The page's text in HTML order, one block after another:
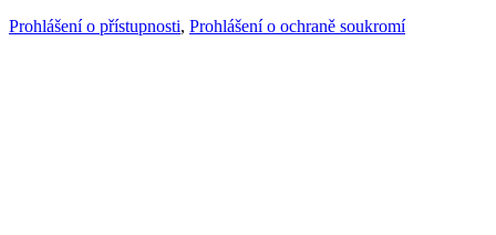
Prohlášení o přístupnosti, Prohlášení o ochraně soukromí